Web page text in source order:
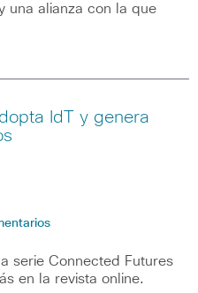
una alianza con la que
IdT y genera
serie Connected Futures
en la revista online.